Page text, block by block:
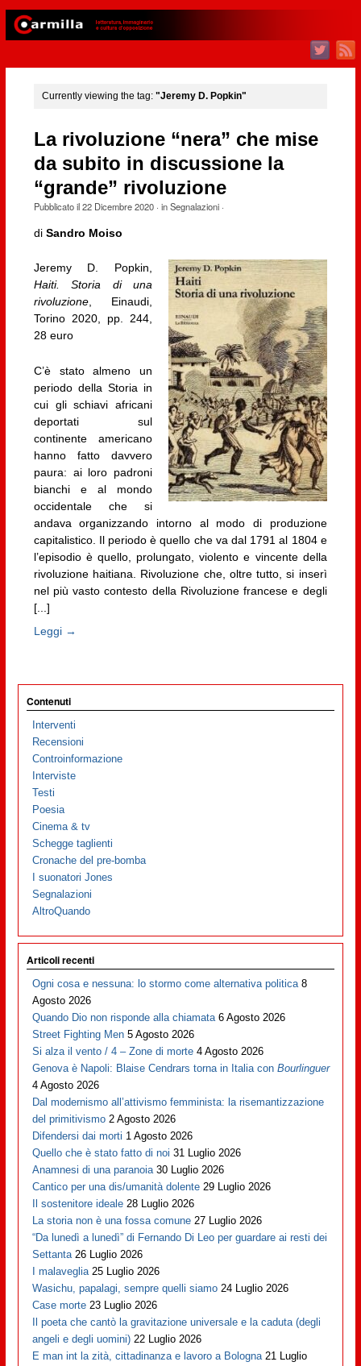
Currently viewing the tag: "Jeremy D. Popkin"
La rivoluzione “nera” che mise
da subito in discussione la
“grande” rivoluzione
Pubblicato il22 Dicembre 2020· inSegnalazioni·
di Sandro Moiso
Jeremy D. Popkin,
Haiti. Storia di una
rivoluzione, Einaudi,
Torino 2020, pp. 244,
28 euro
C’è stato almeno un
periodo della Storia in
cui gli schiavi africani
deportati sul
continente americano
hanno fatto davvero
paura: ai loro padroni
bianchi e al mondo
occidentale che si
andava organizzando intorno al modo di produzione
capitalistico. Il periodo è quello che va dal 1791 al 1804 e
l’episodio è quello, prolungato, violento e vincente della
rivoluzione haitiana. Rivoluzione che, oltre tutto, si inserì
nel più vasto contesto della Rivoluzione francese e degli
[...]
Leggi →
Contenuti
Interventi
Recensioni
Controinformazione
Interviste
Testi
Poesia
Cinema & tv
Schegge taglienti
Cronache del pre-bomba
I suonatori Jones
Segnalazioni
AltroQuando
Articoli recenti
Ogni cosa e nessuna: lo stormo come alternativa politica 8
Agosto 2026
Quando Dio non risponde alla chiamata 6 Agosto 2026
Street Fighting Men 5 Agosto 2026
Si alza il vento / 4 – Zone di morte 4 Agosto 2026
Genova è Napoli: Blaise Cendrars torna in Italia conBourlinguer
4 Agosto 2026
Dal modernismo all’attivismo femminista: la risemantizzazione
del primitivismo 2 Agosto 2026
Difendersi dai morti 1 Agosto 2026
Quello che è stato fatto di noi 31 Luglio 2026
Anamnesi di una paranoia 30 Luglio 2026
Cantico per una dis/umanità dolente 29 Luglio 2026
Il sostenitore ideale 28 Luglio 2026
La storia non è una fossa comune 27 Luglio 2026
“Da lunedì a lunedì” di Fernando Di Leo per guardare ai resti dei
Settanta 26 Luglio 2026
I malaveglia 25 Luglio 2026
Wasichu, papalagi, sempre quelli siamo 24 Luglio 2026
Case morte 23 Luglio 2026
Il poeta che cantò la gravitazione universale e la caduta (degli
angeli e degli uomini) 22 Luglio 2026
E man int la zità, cittadinanza e lavoro a Bologna 21 Luglio